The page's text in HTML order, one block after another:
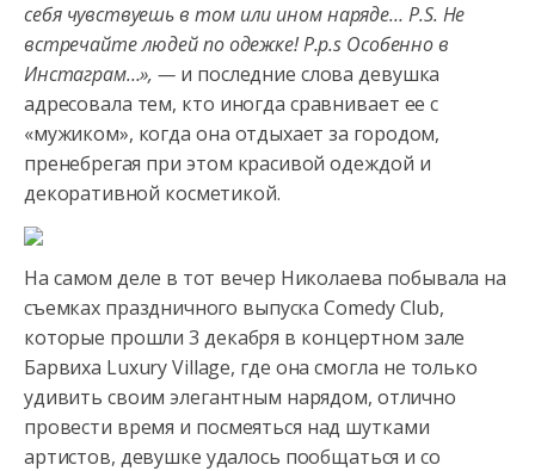
себя чувствуешь в том или ином наряде… P.S. Не
встречайте людей по одежке! P.p.s Особенно в
Инстаграм…», — и последние слова девушка
адресовала тем, кто иногда сравнивает ее с
«мужиком», когда она отдыхает за городом,
пренебрегая при этом красивой одеждой и
декоративной косметикой.
На самом деле в тот вечер Николаева побывала на
съемках праздничного выпуска Comedy Club,
которые прошли 3 декабря в концертном зале
Барвиха Luxury Village, где она смогла не только
удивить своим элегантным нарядом, отлично
провести время и посмеяться над шутками
артистов, девушке удалось пообщаться и со